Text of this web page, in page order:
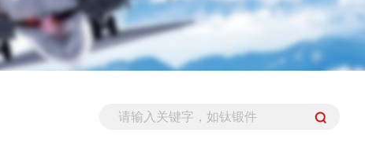
镍合金材料
其他材料